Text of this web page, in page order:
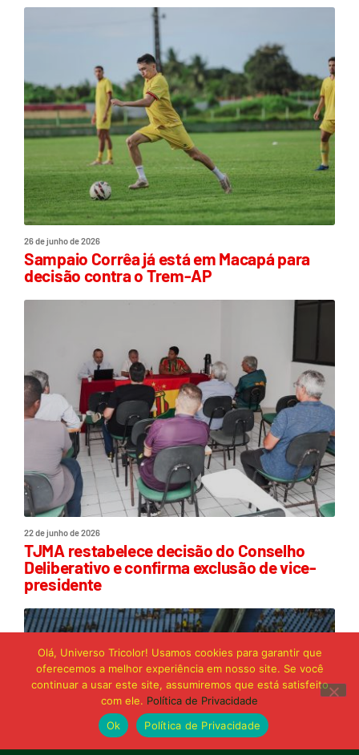
26 de junho de 2026
Sampaio Corrêa já está em Macapá para
decisão contra o Trem-AP
22 de junho de 2026
TJMA restabelece decisão do Conselho
Deliberativo e confirma exclusão de vice-
presidente
Olá, Universo Tricolor! Usamos cookies para garantir que
oferecemos a melhor experiência em nosso site. Se você
continuar a usar este site, assumiremos que está satisfeito
com ele. Política de Privacidade
Ok
Política de Privacidade